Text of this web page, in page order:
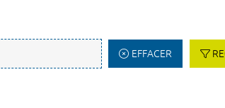
EFFACER